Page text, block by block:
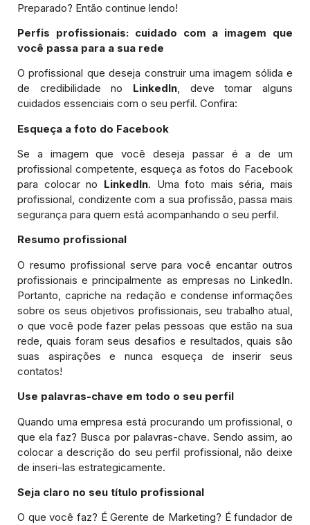
Preparado? Então continue lendo!
Perfis profissionais: cuidado com a imagem que
você passa para a sua rede
O profissional que deseja construir uma imagem sólida e
de credibilidade no LinkedIn, deve tomar alguns
cuidados essenciais com o seu perfil. Confira:
Esqueça a foto do Facebook
Se a imagem que você deseja passar é a de um
profissional competente, esqueça as fotos do Facebook
para colocar no LinkedIn. Uma foto mais séria, mais
profissional, condizente com a sua profissão, passa mais
segurança para quem está acompanhando o seu perfil.
Resumo profissional
O resumo profissional serve para você encantar outros
profissionais e principalmente as empresas no LinkedIn.
Portanto, capriche na redação e condense informações
sobre os seus objetivos profissionais, seu trabalho atual,
o que você pode fazer pelas pessoas que estão na sua
rede, quais foram seus desafios e resultados, quais são
suas aspirações e nunca esqueça de inserir seus
contatos!
Use palavras-chave em todo o seu perfil
Quando uma empresa está procurando um profissional, o
que ela faz? Busca por palavras-chave. Sendo assim, ao
colocar a descrição do seu perfil profissional, não deixe
de inseri-las estrategicamente.
Seja claro no seu título profissional
O que você faz? É Gerente de Marketing? É fundador de